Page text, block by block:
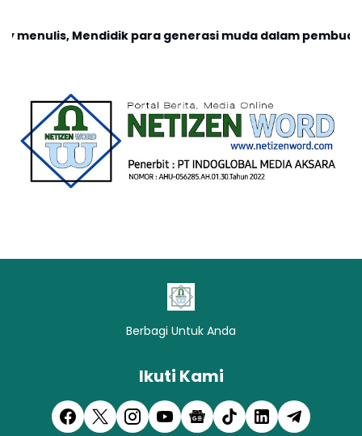
para generasi muda dalam pembuatan konten -
Berbagi Untuk Anda
Ikuti Kami